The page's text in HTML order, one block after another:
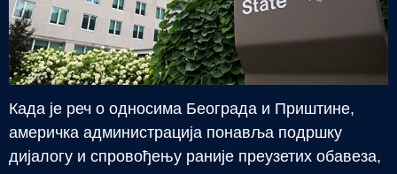
Када је реч о односима Београда и Приштине,
америчка администрација понавља подршку
дијалогу и спровођењу раније преузетих обавеза,